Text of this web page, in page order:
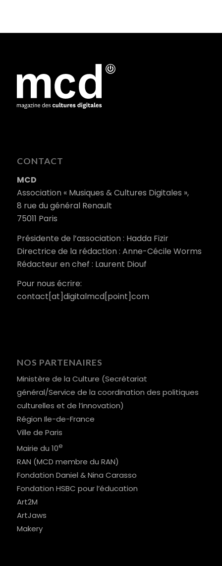
CONTACT
MCD
Association « Musiques & Cultures Digitales »,
8 rue du général Renault
75011 Paris
Présidente de l’association : Hadda Fizir
Directrice de la rédaction : Anne-Cécile Worms
Rédacteur en chef : Laurent Diouf
Pour nous écrire:
contact[at]digitalmcd[point]com
NOS PARTENAIRES
Ministère de la Culture (Secrétariat
général/Service de la coordination des politiques
culturelles et de l’innovation)
Région Ile-de-France
Ville de Paris
Mairie du 10e
RAN (MCD membre du RAN)
Fondation Daniel & Nina Carasso
Fondation HSBC pour l’éducation
Art2M
ArtJaws
Makery